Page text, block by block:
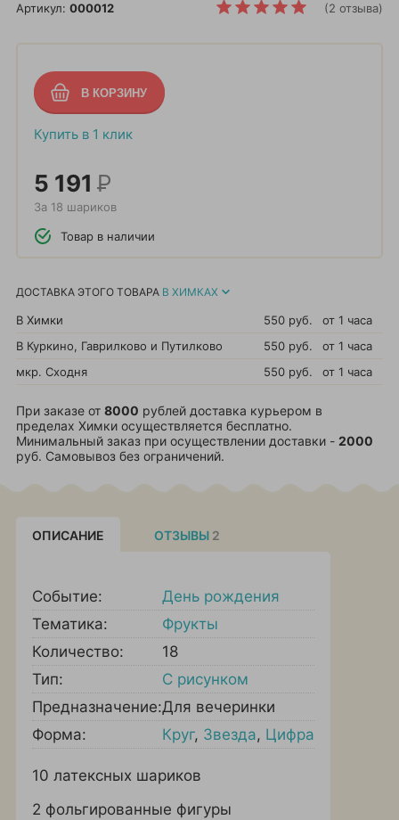
(2 отзыва)
Артикул: 000012
Купить в 1 клик
5 191 Р
За 18 шариков
Товар в наличии
ДОСТАВКА ЭТОГО ТОВАРА В ХИМКАХ
В Химки 550 руб.
от 1 часа
В Куркино, Гаврилково и Путилково
550 руб.
от 1 часа
мкр. Сходня
550 руб. от 1 часа
При заказе от 8000 рублей доставка курьером в
пределах Химки осуществляется бесплатно.
Минимальный заказ при осуществлении доставки - 2000
руб. Самовывоз без ограничений.
ОПИСАНИЕ ОТЗЫВЫ 2
Событие:
День рождения
Тематика:
Фрукты
Количество:
18
Тип:
С рисунком
Предназначение:Для вечеринки
Форма:
Круг, Звезда, Цифра
10 латексных шариков
2 фольгированные фигуры